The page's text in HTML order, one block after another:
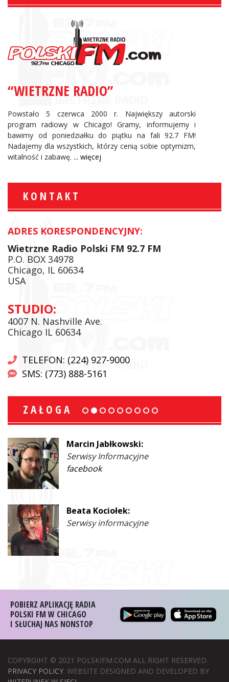
“WIETRZNE RADIO”
Powstało 5 czerwca 2000 r. Największy autorski
program radiowy w Chicago! Gramy, informujemy i
bawimy od poniedziałku do piątku na fali 92.7 FM!
Nadajemy dla wszystkich, którzy cenią sobie optymizm,
witalność i zabawę. ... więcej
KONTAKT
ADRES KORESPONDENCYJNY:
Wietrzne Radio Polski FM 92.7 FM
P.O. BOX 34978
Chicago, IL 60634
USA
STUDIO:
4007 N. Nashville Ave.
Chicago IL 60634
TELEFON: (224) 927-9000
SMS: (773) 888-5161
ZAŁOGA
Marcin Jabłkowski:
Serwisy Informacyjne
facebook
Beata Kociołek:
Serwisy informacyjne
POBIERZ APLIKACJĘ RADIA
POLSKI FM W CHICAGO
I SŁUCHAJ NAS NONSTOP
COPYRGIHT © 2021 POLSKIFM.COM ALL RIGHT RESERVED.
PRIVACY POLICY. WEBSITE DESIGNED AND DEVELOPED BY